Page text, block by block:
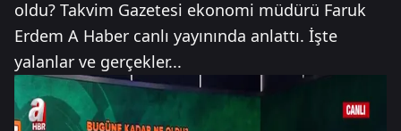
oldu? Takvim Gazetesi ekonomi müdürü Faruk
Erdem A Haber canlı yayınında anlattı. İşte
yalanlar ve gerçekler...